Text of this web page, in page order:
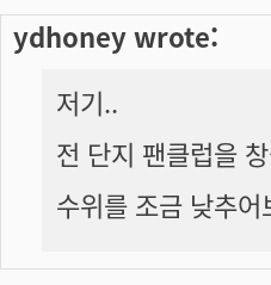
ydhoney wrote:
저기..
전 단지 팬클럽을
수위를 조금 낮추